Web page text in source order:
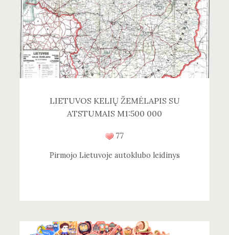
LIETUVOS KELIŲ ŽEMĖLAPIS SU
ATSTUMAIS M1:500 000
77
Pirmojo Lietuvoje autoklubo leidinys